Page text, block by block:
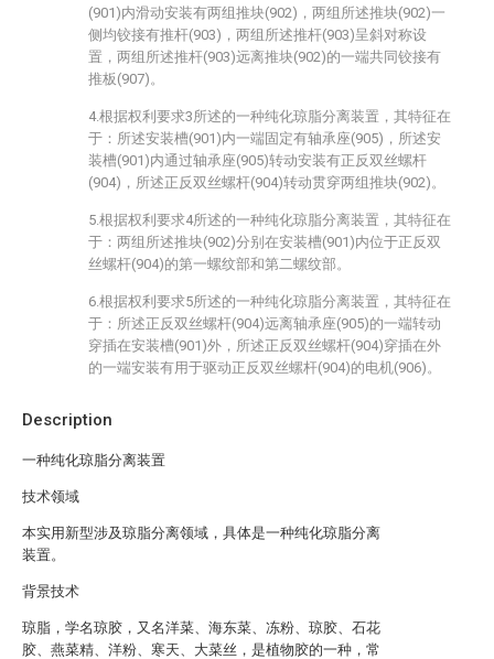
Description
一种纯化琼脂分离装置
技术领域
本实用新型涉及琼脂分离领域，具体是一种纯化琼脂分离
装置。
背景技术
琼脂，学名琼胶，又名洋菜、海东菜、冻粉、琼胶、石花
胶、燕菜精、洋粉、寒天、大菜丝，是植物胶的一种，常
(901)内滑动安装有两组推块(902)，两组所述推块(902)一
侧均铰接有推杆(903)，两组所述推杆(903)呈斜对称设
置，两组所述推杆(903)远离推块(902)的一端共同铰接有
推板(907)。
4.根据权利要求3所述的一种纯化琼脂分离装置，其特征在
于：所述安装槽(901)内一端固定有轴承座(905)，所述安
装槽(901)内通过轴承座(905)转动安装有正反双丝螺杆
(904)，所述正反双丝螺杆(904)转动贯穿两组推块(902)。
5.根据权利要求4所述的一种纯化琼脂分离装置，其特征在
于：两组所述推块(902)分别在安装槽(901)内位于正反双
丝螺杆(904)的第一螺纹部和第二螺纹部。
6.根据权利要求5所述的一种纯化琼脂分离装置，其特征在
于：所述正反双丝螺杆(904)远离轴承座(905)的一端转动
穿插在安装槽(901)外，所述正反双丝螺杆(904)穿插在外
的一端安装有用于驱动正反双丝螺杆(904)的电机(906)。